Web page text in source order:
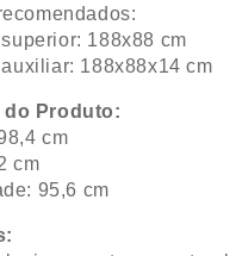
188x88 cm
188x88x14 cm
do Produto:
cm
cm
95,6 cm